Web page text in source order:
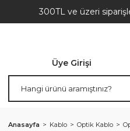
300TL ve üzeri
Üye Girişi
Anasayfa Kablo Optik Kablo